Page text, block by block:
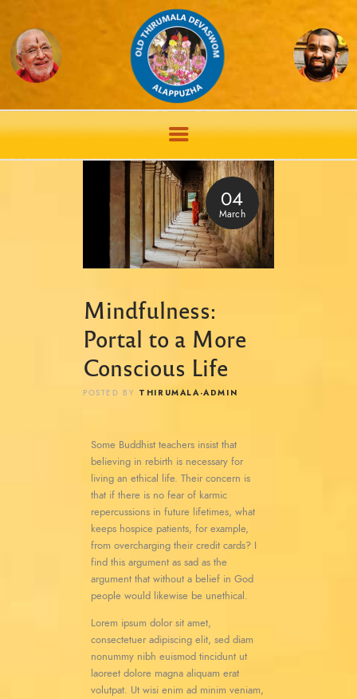
04
March
Mindfulness:
Portal to a More
Conscious Life
POSTED BY THIRUMALA-ADMIN
Some Buddhist teachers insist that
believing in rebirth is necessary for
living an ethical life. Their concern is
that if there is no fear of karmic
repercussions in future lifetimes, what
keeps hospice patients, for example,
from overcharging their credit cards? I
find this argument as sad as the
argument that without a belief in God
people would likewise be unethical.
Lorem ipsum dolor sit amet,
consectetuer adipiscing elit, sed diam
nonummy nibh euismod tincidunt ut
laoreet dolore magna aliquam erat
volutpat. Ut wisi enim ad minim veniam,